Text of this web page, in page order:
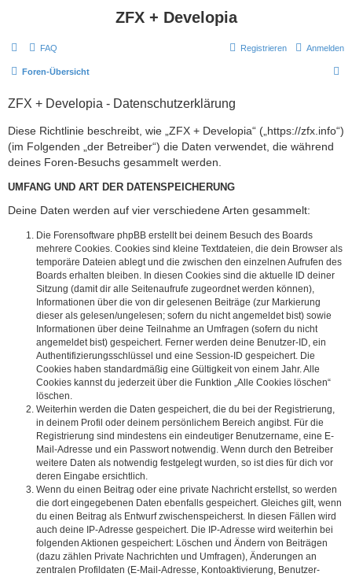
ZFX + Developia
FAQ Anmelden
Registrieren
Foren-Übersicht
ZFX + Developia - Datenschutzerklärung
Diese Richtlinie beschreibt, wie „ZFX + Developia“ („https://zfx.info“)
(im Folgenden „der Betreiber“) die Daten verwendet, die während
deines Foren-Besuchs gesammelt werden.
UMFANG UND ART DER DATENSPEICHERUNG
Deine Daten werden auf vier verschiedene Arten gesammelt:
Die Forensoftware phpBB erstellt bei deinem Besuch des Boards
mehrere Cookies. Cookies sind kleine Textdateien, die dein Browser als
temporäre Dateien ablegt und die zwischen den einzelnen Aufrufen des
Boards erhalten bleiben. In diesen Cookies sind die aktuelle ID deiner
Sitzung (damit dir alle Seitenaufrufe zugeordnet werden können),
Informationen über die von dir gelesenen Beiträge (zur Markierung
dieser als gelesen/ungelesen; sofern du nicht angemeldet bist) sowie
Informationen über deine Teilnahme an Umfragen (sofern du nicht
angemeldet bist) gespeichert. Ferner werden deine Benutzer-ID, ein
Authentifizierungsschlüssel und eine Session-ID gespeichert. Die
Cookies haben standardmäßig eine Gültigkeit von einem Jahr. Alle
Cookies kannst du jederzeit über die Funktion „Alle Cookies löschen“
löschen.
Weiterhin werden die Daten gespeichert, die du bei der Registrierung,
in deinem Profil oder deinem persönlichem Bereich angibst. Für die
Registrierung sind mindestens ein eindeutiger Benutzername, eine E-
Mail-Adresse und ein Passwort notwendig. Wenn durch den Betreiber
weitere Daten als notwendig festgelegt wurden, so ist dies für dich vor
deren Eingabe ersichtlich.
Wenn du einen Beitrag oder eine private Nachricht erstellst, so werden
die dort eingegebenen Daten ebenfalls gespeichert. Gleiches gilt, wenn
du einen Beitrag als Entwurf zwischenspeicherst. In diesen Fällen wird
auch deine IP-Adresse gespeichert. Die IP-Adresse wird weiterhin bei
folgenden Aktionen gespeichert: Löschen und Ändern von Beiträgen
(dazu zählen Private Nachrichten und Umfragen), Änderungen an
zentralen Profildaten (E-Mail-Adresse, Kontoaktivierung, Benutzer-